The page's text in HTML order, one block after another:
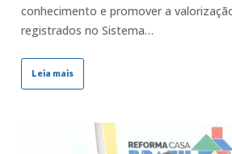
conhecimento e promover a
registrados no Sistema…
Leia mais